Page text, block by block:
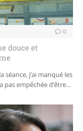
0
douce et
j’ai manqué les
pas empêchée d’être…